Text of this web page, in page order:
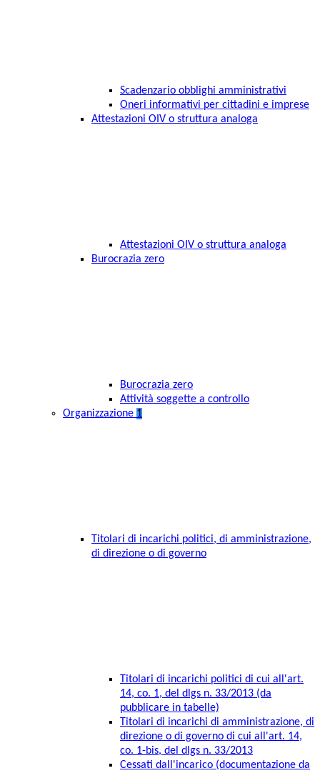
Scadenzario obblighi amministrativi
Oneri informativi per cittadini e imprese
Attestazioni OIV o struttura analoga
Attestazioni OIV o struttura analoga
Burocrazia zero
Burocrazia zero
Attività soggette a controllo
Organizzazione 1
Titolari di incarichi politici, di amministrazione,
di direzione o di governo
Titolari di incarichi politici di cui all'art.
14, co. 1, del dlgs n. 33/2013 (da
pubblicare in tabelle)
Titolari di incarichi di amministrazione, di
direzione o di governo di cui all'art. 14,
co. 1-bis, del dlgs n. 33/2013
Cessati dall'incarico (documentazione da